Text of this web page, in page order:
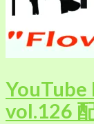
YouTube
vol.126